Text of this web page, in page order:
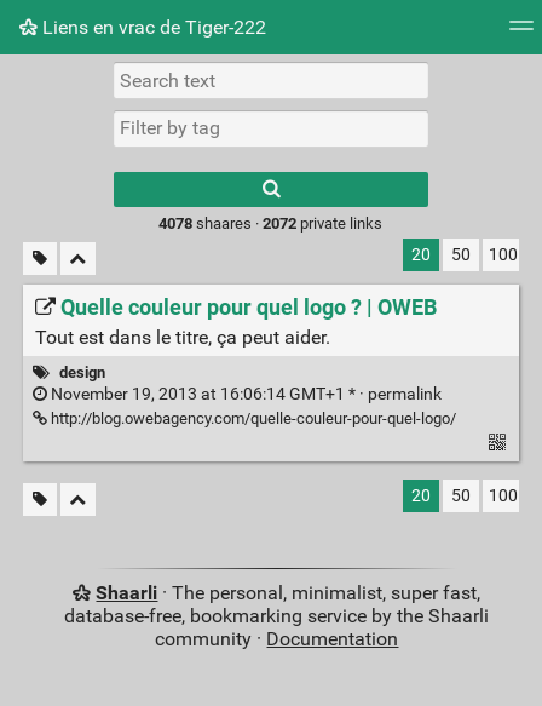
Liens en vrac de Tiger-222
Picture wall
results.
4078 shaares ·2072 private links
20 50 100
Quelle couleur pour quel logo ? | OWEB
Tout est dans le titre, ça peut aider.
design
November 19, 2013 at 16:06:14 GMT+1 * · permalink
http://blog.owebagency.com/quelle-couleur-pour-quel-logo/
20 50 100
Shaarli · The personal, minimalist, super fast,
database-free, bookmarking service by the Shaarli
community · Documentation